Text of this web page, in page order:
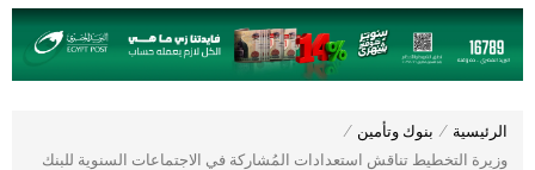
الرئيسية ⁄ بنوك وتأمين ⁄
وزيرة التخطيط تناقش استعدادات المُشاركة في الاجتماعات السنوية للبنك